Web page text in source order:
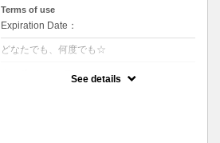
Terms of use
Expiration Date：
どなたでも、何度でも☆
See details